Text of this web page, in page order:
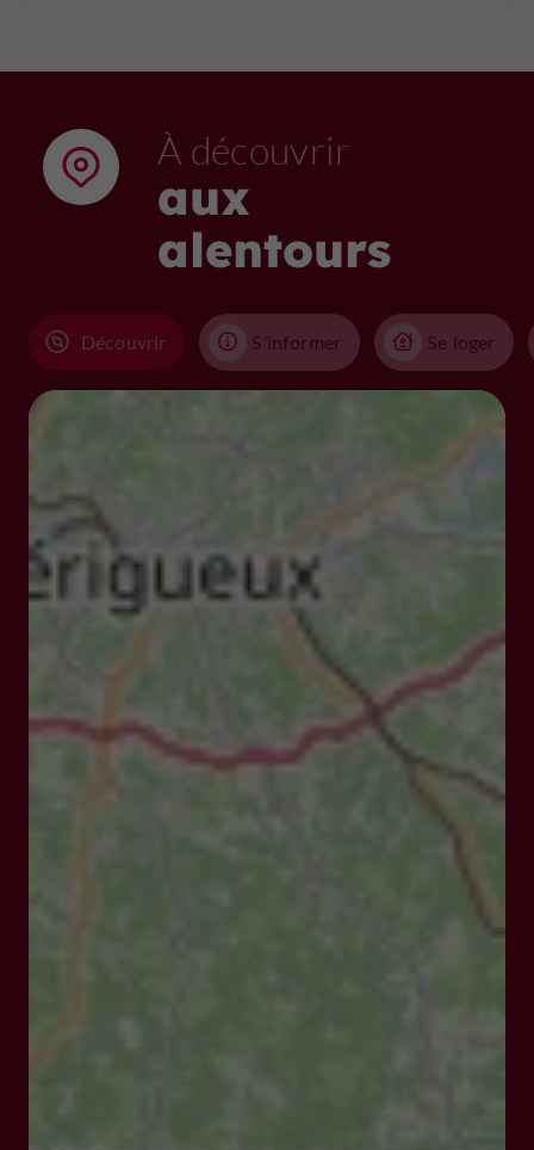
À découvrir
aux
alentours
Découvrir S'informer Se loger